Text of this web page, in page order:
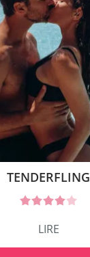
TENDERFLING
LIRE